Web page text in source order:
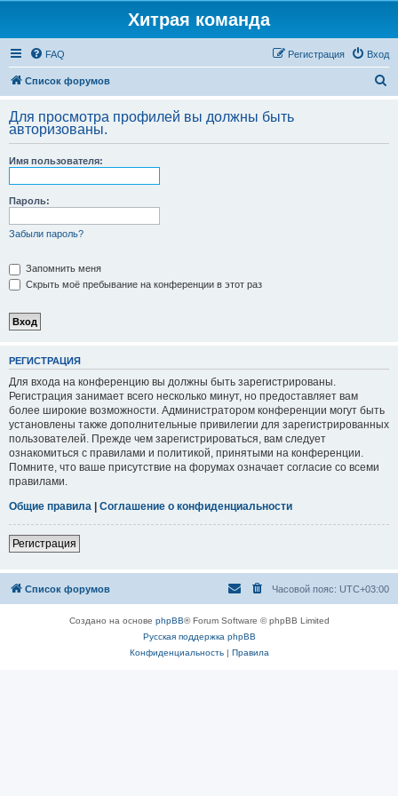
Хитрая команда
FAQ Вход
Регистрация
Список форумов
с
Для просмотра профилей вы должны быть
авторизованы.
Имя пользователя:
Пароль:
Забыли пароль?
Запомнить меня
Скрыть моё пребывание на конференции в этот раз
РЕГИСТРАЦИЯ
Для входа на конференцию вы должны быть зарегистрированы.
Регистрация занимает всего несколько минут, но предоставляет вам
более широкие возможности. Администратором конференции могут быть
установлены также дополнительные привилегии для зарегистрированных
пользователей. Прежде чем зарегистрироваться, вам следует
ознакомиться с правилами и политикой, принятыми на конференции.
Помните, что ваше присутствие на форумах означает согласие со всеми
правилами.
Общие правила | Соглашение о конфиденциальности
Регистрация
Список форумов Часовой пояс: UTC+03:00
Создано на основе phpBB® Forum Software © phpBB Limited
Русская поддержка phpBB
Конфиденциальность| Правила